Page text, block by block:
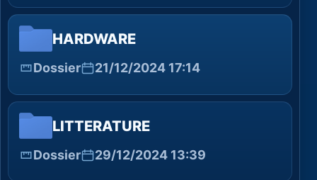
HARDWARE
Dossier 21/12/2024 17:14
LITTERATURE
Dossier 29/12/2024 13:39